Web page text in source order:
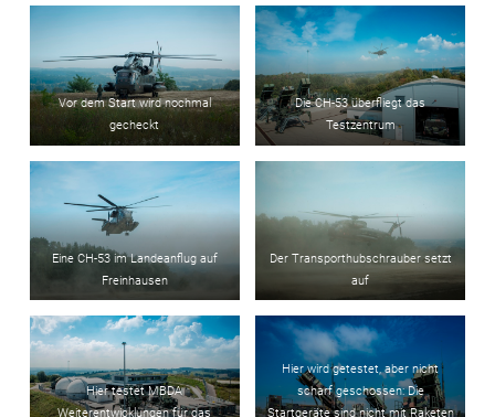
Vor dem Start wird nochmal
gecheckt
Die CH-53 überfliegt das
Testzentrum
Eine CH-53 im Landeanflug auf
Freinhausen
Der Transporthubschrauber setzt
auf
Hier testet MBDA
Weiterentwicklungen für das
Hier wird getestet, aber nicht
scharf geschossen: Die
Startgeräte sind nicht mit Raketen